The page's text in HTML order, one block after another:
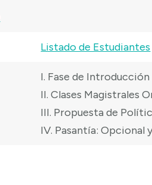
Listado de Estudiantes
I. Fase de
II. Clases Magistrales
III. Propuesta de
IV. Pasantía: